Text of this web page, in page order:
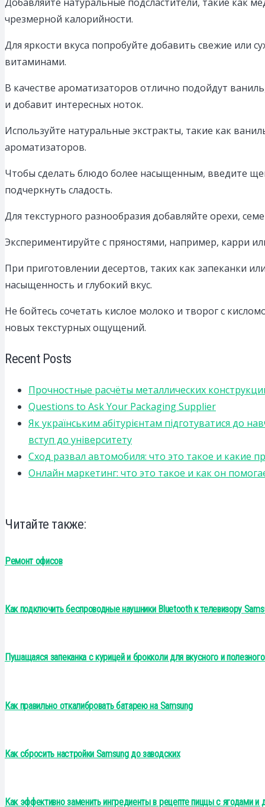
чрезмерной калорийности.
Для яркости вкуса попробуйте добавить свежие или
витаминами.
В качестве ароматизаторов отлично подойдут
и добавит интересных ноток.
Используйте натуральные экстракты, такие как
ароматизаторов.
Чтобы сделать блюдо более насыщенным, введите
подчеркнуть сладость.
Для текстурного разнообразия добавляйте орехи,
Экспериментируйте с пряностями, например, карри
При приготовлении десертов, таких как запеканки
насыщенность и глубокий вкус.
Не бойтесь сочетать кислое молоко и творог с
новых текстурных ощущений.
Recent Posts
Прочностные расчёты металлических
Questions to Ask Your Packaging Supplier
Як українським абітурієнтам підготуватися до
вступ до університету
Сход развал автомобиля: что это такое и какие
Онлайн маркетинг: что это такое и как он
Читайте также:
Ремонт офисов
Как подключить беспроводные наушники Bluetooth к телевизору
Пушащаяся запеканка с курицей и брокколи для вкусного и
Как правильно откалибровать батарею на Samsung
Как сбросить настройки Samsung до заводских
Как эффективно заменить ингредиенты в рецепте пиццы с ягодами и